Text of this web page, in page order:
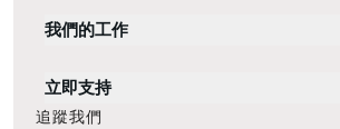
我們的工作
立即支持
追蹤我們